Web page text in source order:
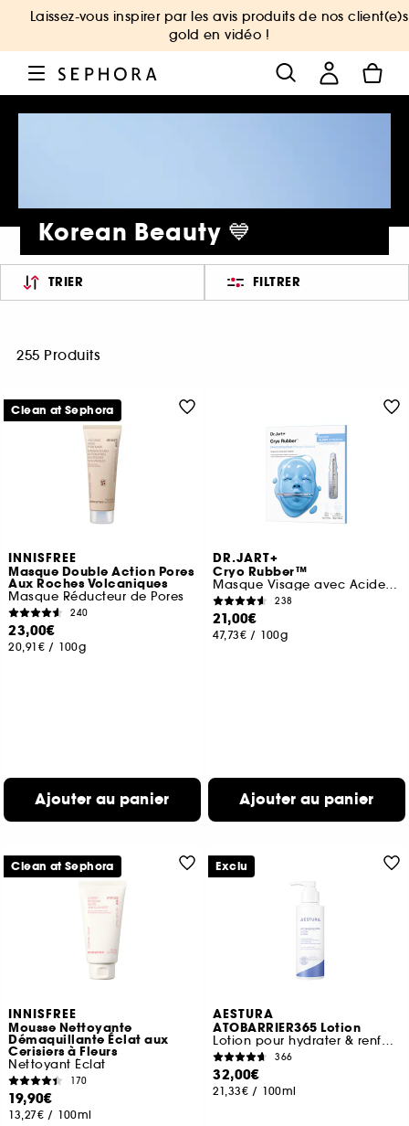
Laissez-vous inspirer par les avis produits de nos client(e)s
gold en vidéo !
Korean Beauty 💙
TRIER FILTRER
255 Produits
INNISFREE
Masque Double Action Pores
Aux Roches Volcaniques
Masque Réducteur de Pores
240
23,00€
20,91€ / 100g
Ajouter au panier
Clean at Sephora
DR.JART+
Cryo Rubber™
Masque Visage avec Acide Hyaluronique
238
21,00€
47,73€ / 100g
Ajouter au panier
INNISFREE
Mousse Nettoyante
Démaquillante Éclat aux
Cerisiers à Fleurs
Nettoyant Éclat
170
19,90€
13,27€ / 100ml
Clean at Sephora
AESTURA
ATOBARRIER365 Lotion
Lotion pour hydrater & renforcer la barrière cutanée
366
32,00€
21,33€ / 100ml
Exclu